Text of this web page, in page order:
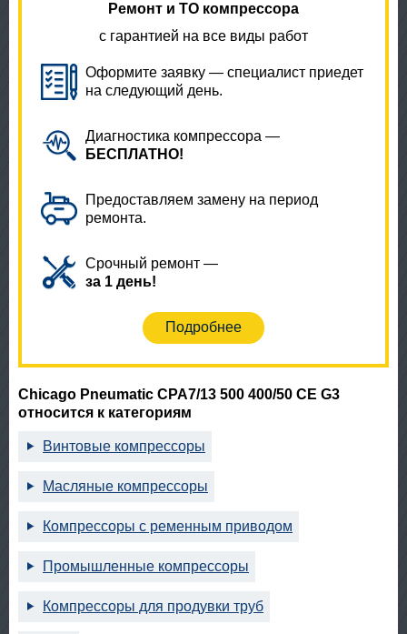
Ремонт и ТО компрессора
с гарантией на все виды работ
Оформите заявку — специалист приедет
на следующий день.
Диагностика компрессора —
БЕСПЛАТНО!
Предоставляем замену на период
ремонта.
Срочный ремонт —
за 1 день!
Подробнее
Chicago Pneumatic CPA7/13 500 400/50 CE G3
относится к категориям
Винтовые компрессоры
Масляные компрессоры
Компрессоры с ременным приводом
Промышленные компрессоры
Компрессоры для продувки труб